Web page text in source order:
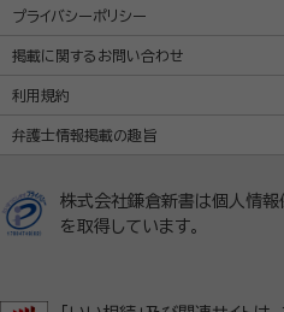
プライバシーポリシー
掲載に関するお問い合わせ
利用規約
弁護士情報掲載の趣旨
株式会社鎌倉新書は個人情報
を取得しています。